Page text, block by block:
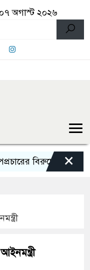
অগাস্ট ২০২৬
বিরুদ্ধে সতর্ক থাকার
×